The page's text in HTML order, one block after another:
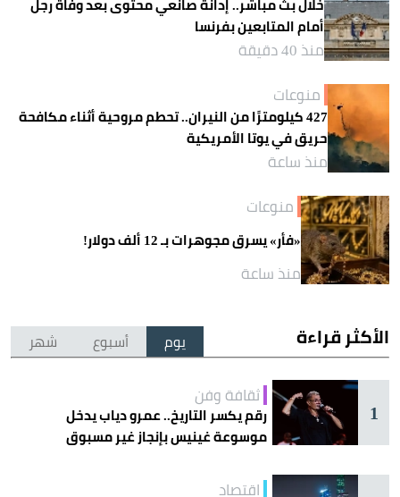
أمام المتابعين بفرنسا
منذ 40 دقيقة
منوعات
427 كيلومترًا من النيران.. تحطم مروحية أثناء مكافحة
حريق في يوتا الأمريكية
منذ ساعة
منوعات
«فأر» يسرق مجوهرات بـ 12 ألف دولار!
منذ ساعة
الأكثر قراءة يوم أسبوع شهر
1
ثقافة وفن
رقم يكسر التاريخ.. عمرو دياب يدخل
موسوعة غينيس بإنجاز غير مسبوق
اقتصاد